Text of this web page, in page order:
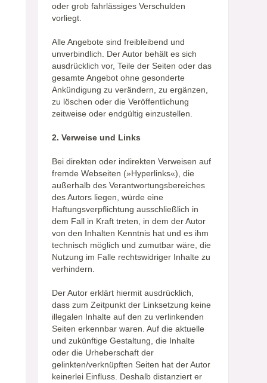
oder grob fahrlässiges Verschulden
vorliegt.
Alle Angebote sind freibleibend und
unverbindlich. Der Autor behält es sich
ausdrücklich vor, Teile der Seiten oder das
gesamte Angebot ohne gesonderte
Ankündigung zu verändern, zu ergänzen,
zu löschen oder die Veröffentlichung
zeitweise oder endgültig einzustellen.
2. Verweise und Links
Bei direkten oder indirekten Verweisen auf
fremde Webseiten (»Hyperlinks«), die
außerhalb des Verantwortungsbereiches
des Autors liegen, würde eine
Haftungsverpflichtung ausschließlich in
dem Fall in Kraft treten, in dem der Autor
von den Inhalten Kenntnis hat und es ihm
technisch möglich und zumutbar wäre, die
Nutzung im Falle rechtswidriger Inhalte zu
verhindern.
Der Autor erklärt hiermit ausdrücklich,
dass zum Zeitpunkt der Linksetzung keine
illegalen Inhalte auf den zu verlinkenden
Seiten erkennbar waren. Auf die aktuelle
und zukünftige Gestaltung, die Inhalte
oder die Urheberschaft der
gelinkten/verknüpften Seiten hat der Autor
keinerlei Einfluss. Deshalb distanziert er